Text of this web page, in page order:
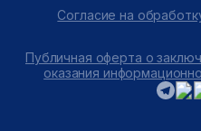
Согласие на
Публичная оферта о
оказания